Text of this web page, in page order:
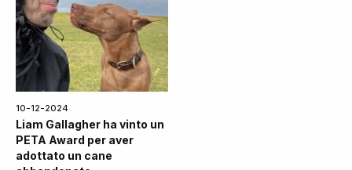
10-12-2024
Liam Gallagher ha vinto un
PETA Award per aver
adottato un cane